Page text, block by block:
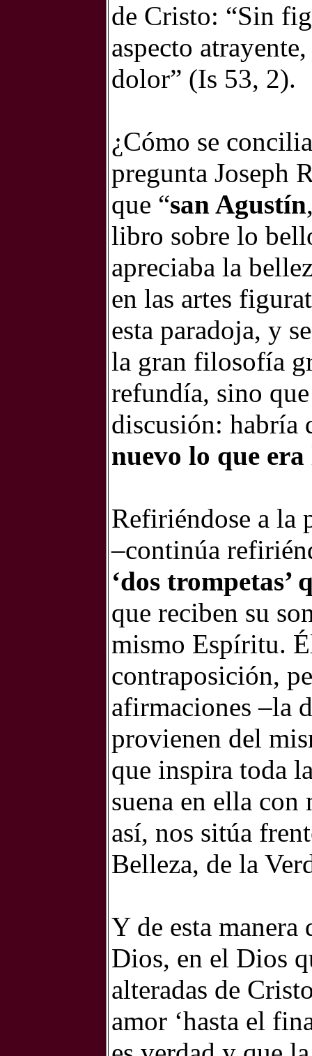
de Cristo: “Sin
aspecto
dolor” (Is 53, 2).
¿Cómo se
pregunta Joseph
que “san Agustín
libro sobre lo
apreciaba la
en las artes
esta paradoja, y
la gran filosofía
refundía, sino
discusión: habría
nuevo lo que
Refiriéndose a la
–continúa
‘dos trompetas’
que reciben su
mismo Espíritu.
contraposición,
afirmaciones –la
provienen del
que inspira toda
suena en ella con
así, nos sitúa
Belleza, de la
Y de esta manera
Dios, en el Dios
alteradas de
amor ‘hasta el